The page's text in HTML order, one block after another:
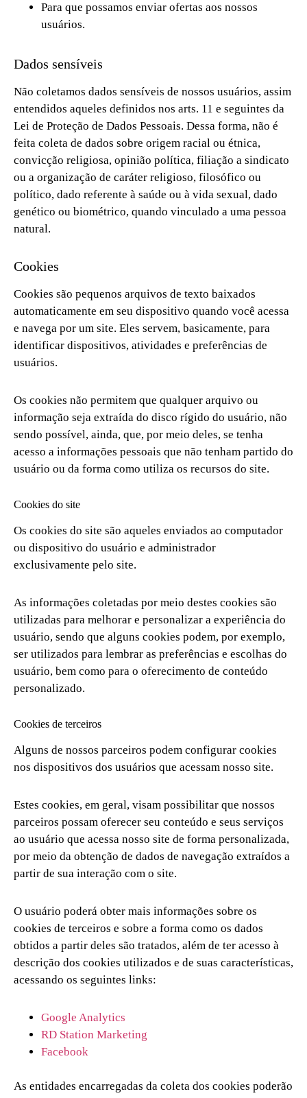
Para que possamos enviar ofertas aos nossos
usuários.
Dados sensíveis
Não coletamos dados sensíveis de nossos usuários, assim
entendidos aqueles definidos nos arts. 11 e seguintes da
Lei de Proteção de Dados Pessoais. Dessa forma, não é
feita coleta de dados sobre origem racial ou étnica,
convicção religiosa, opinião política, filiação a sindicato
ou a organização de caráter religioso, filosófico ou
político, dado referente à saúde ou à vida sexual, dado
genético ou biométrico, quando vinculado a uma pessoa
natural.
Cookies
Cookies são pequenos arquivos de texto baixados
automaticamente em seu dispositivo quando você acessa
e navega por um site. Eles servem, basicamente, para
identificar dispositivos, atividades e preferências de
usuários.
Os cookies não permitem que qualquer arquivo ou
informação seja extraída do disco rígido do usuário, não
sendo possível, ainda, que, por meio deles, se tenha
acesso a informações pessoais que não tenham partido do
usuário ou da forma como utiliza os recursos do site.
Cookies do site
Os cookies do site são aqueles enviados ao computador
ou dispositivo do usuário e administrador
exclusivamente pelo site.
As informações coletadas por meio destes cookies são
utilizadas para melhorar e personalizar a experiência do
usuário, sendo que alguns cookies podem, por exemplo,
ser utilizados para lembrar as preferências e escolhas do
usuário, bem como para o oferecimento de conteúdo
personalizado.
Cookies de terceiros
Alguns de nossos parceiros podem configurar cookies
nos dispositivos dos usuários que acessam nosso site.
Estes cookies, em geral, visam possibilitar que nossos
parceiros possam oferecer seu conteúdo e seus serviços
ao usuário que acessa nosso site de forma personalizada,
por meio da obtenção de dados de navegação extraídos a
partir de sua interação com o site.
O usuário poderá obter mais informações sobre os
cookies de terceiros e sobre a forma como os dados
obtidos a partir deles são tratados, além de ter acesso à
descrição dos cookies utilizados e de suas características,
acessando os seguintes links:
Google Analytics
RD Station Marketing
Facebook
As entidades encarregadas da coleta dos cookies poderão